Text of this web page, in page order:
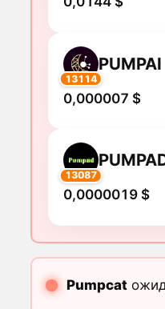
13114
PUMPAI
0,000007 $
13087
0,0000019 $
Pumpcat